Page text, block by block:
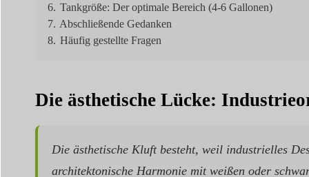
6. Tankgröße: Der optimale Bereich (4-6 Gallonen)
7. Abschließende Gedanken
8. Häufig gestellte Fragen
Die ästhetische Lücke:
Die ästhetische Kluft besteht, weil industrielles
architektonische Harmonie mit weißen oder